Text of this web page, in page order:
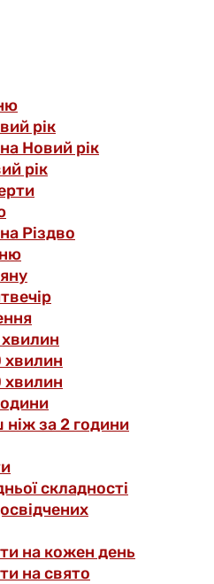
рік
Новий рік
рік
Різдво
хвилин
хвилин
ніж за 2 години
складності
на кожен день
на свято